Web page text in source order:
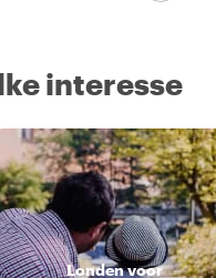
interesse
Londen voor